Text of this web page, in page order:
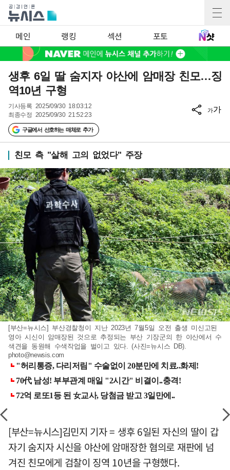
메인 랭킹 섹션 포토
생후 6일 딸 숨지자 야산에 암매장 친모…징
역10년 구형
기사등록 2025/09/30 18:03:12
최종수정 2025/09/30 21:52:23
구글에서 선호하는 매체로 추가
가가
친모 측 "살해 고의 없었다" 주장
[부산=뉴시스] 부산경찰청이 지난 2023년 7월5일 오전 출생 미신고된
영아 시신이 암매장된 것으로 추정되는 부산 기장군의 한 야산에서 수
색견을 동원해 수색작업을 벌이고 있다. (사진=뉴시스 DB).
photo@newsis.com
[부산=뉴시스]김민지 기자 = 생후 6일된 자신의 딸이 갑
자기 숨지자 시신을 야산에 암매장한 혐의로 재판에 넘
겨진 친모에게 검찰이 징역 10년을 구형했다.